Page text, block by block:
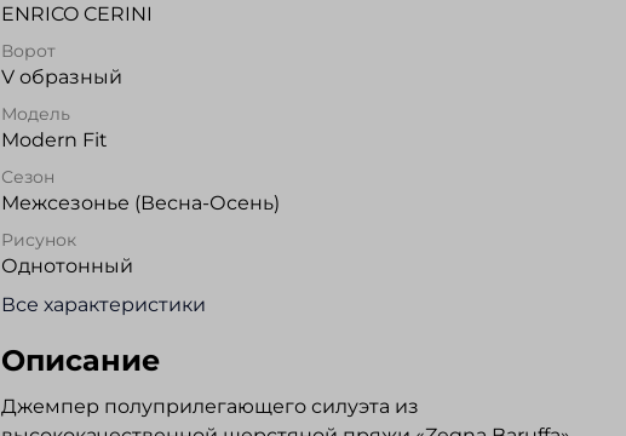
ENRICO CERINI
Ворот
V образный
Модель
Modern Fit
Сезон
Межсезонье (Весна-Осень)
Рисунок
Однотонный
Все характеристики
Описание
Джемпер полуприлегающего силуэта из